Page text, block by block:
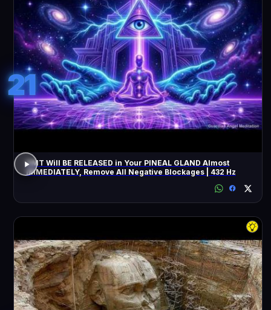
21
DMT Will BE RELEASED in Your PINEAL GLAND Almost
IMMEDIATELY, Remove All Negative Blockages | 432 Hz